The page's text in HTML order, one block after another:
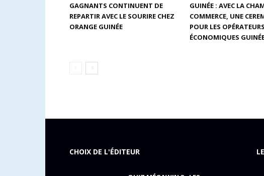
GAGNANTS CONTINUENT DE
REPARTIR AVEC LE SOURIRE CHEZ
ORANGE GUINÉE
GUINÉE : AVEC LA
COMMERCE, UNE
POUR LES OPÉRATEURS
ÉCONOMIQUES
CHOIX DE L'ÉDITEUR